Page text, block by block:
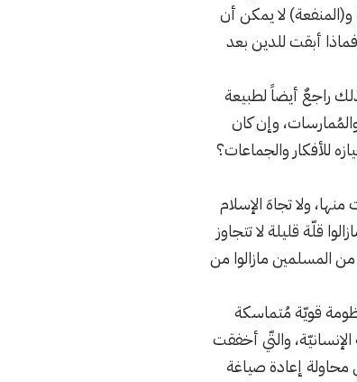
و(المنفعة) لا يمكن أن
أبقت للدين بعد
راجعٌ أيضاً لطبيعة
وإن كان
للأفكار والجماعات؟
ولا تجاهَ الإسلام
قلّة قليلة لا تتجاوز
المسلمين مازالوا من
قويّة مُتماسكة
والتّي أخفقت
محاولة إعادة صياغة